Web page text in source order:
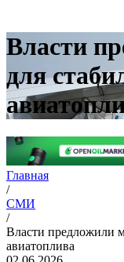
Власти
для
Главная
/
СМИ
/
Власти предложили
авиатоплива